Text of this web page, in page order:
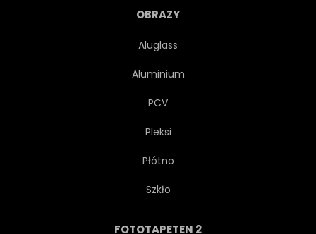
ALT
STRASSE
OBRAZY
Aluglass
Aluminium
PCV
Pleksi
Płótno
Szkło
FOTOTAPETEN 2